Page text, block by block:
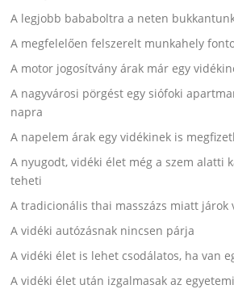
A legjobb bababoltra a neten
A megfelelően felszerelt munkahely
A motor jogosítvány árak már egy
A nagyvárosi pörgést egy siófoki
napra
A napelem árak egy vidékinek is
A nyugodt, vidéki élet még a szem alatti
teheti
A tradicionális thai masszázs miatt járok
A vidéki autózásnak nincsen párja
A vidéki élet is lehet csodálatos, ha van
A vidéki élet után izgalmasak az